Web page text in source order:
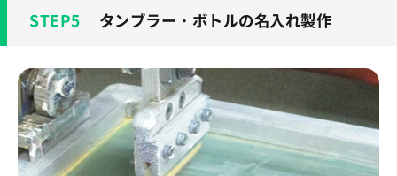
タンブラー・ボトルの名入れ製作